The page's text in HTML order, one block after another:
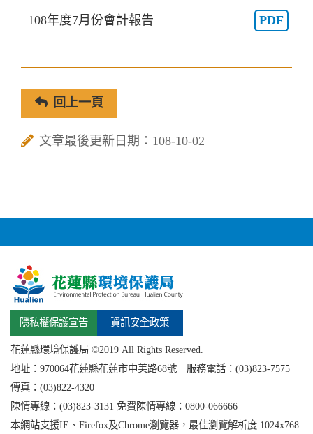
108年度7月份會計報告 PDF
回上一頁
文章最後更新日期：108-10-02
隱私權保護宣告 資訊安全政策
花蓮縣環境保護局 ©2019 All Rights Reserved.
地址： 970064花蓮縣花蓮市中美路68號 服務電話：(03)823-7575
傳真：(03)822-4320
陳情專線：(03)823-3131 免費陳情專線：0800-066666
本網站支援IE、Firefox及Chrome瀏覽器，最佳瀏覽解析度 1024x768